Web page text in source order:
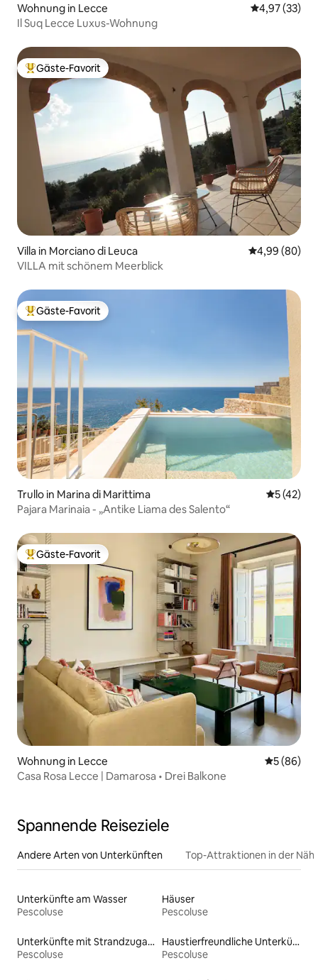
Wohnung in Lecce
4,97 (33)
Il Suq Lecce Luxus-Wohnung
Beliebter Gäste-Favorit.
Gäste-Favorit
Villa in Morciano di Leuca
4,99 (80)
VILLA mit schönem Meerblick
Beliebter Gäste-Favorit.
Gäste-Favorit
Trullo in Marina di Marittima
5 (42)
Pajara Marinaia - „Antike Liama des Salento“
Beliebter Gäste-Favorit.
Gäste-Favorit
Wohnung in Lecce
5 (86)
Casa Rosa Lecce | Damarosa • Drei Balkone
Spannende Reiseziele
Andere Arten von Unterkünften Top-Attraktionen in der
Unterkünfte am Wasser
Pescoluse
Häuser
Pescoluse
Unterkünfte mit Strandzugang
Pescoluse
Haustierfreundliche Unterkünfte
Pescoluse